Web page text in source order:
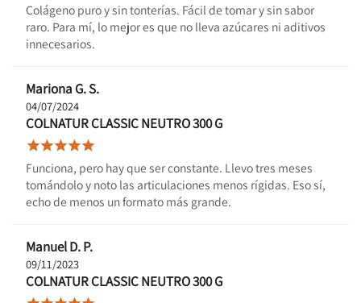
Colágeno puro y sin tonterías. Fácil de tomar y sin sabor
raro. Para mí, lo mejor es que no lleva azúcares ni aditivos
innecesarios.
Mariona G. S.
04/07/2024
COLNATUR CLASSIC NEUTRO 300 G

Funciona, pero hay que ser constante. Llevo tres meses
tomándolo y noto las articulaciones menos rígidas. Eso sí,
echo de menos un formato más grande.
Manuel D. P.
09/11/2023
COLNATUR CLASSIC NEUTRO 300 G